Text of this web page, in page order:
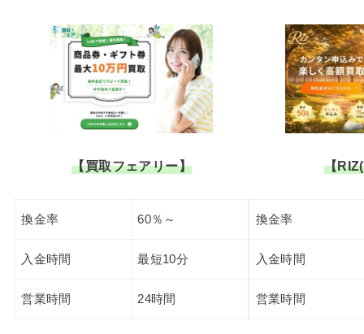
【買取フェアリー】
換金率 60％～
入金時間 最短10分
営業時間 24時間
【
換金率
入金時間
営業時間